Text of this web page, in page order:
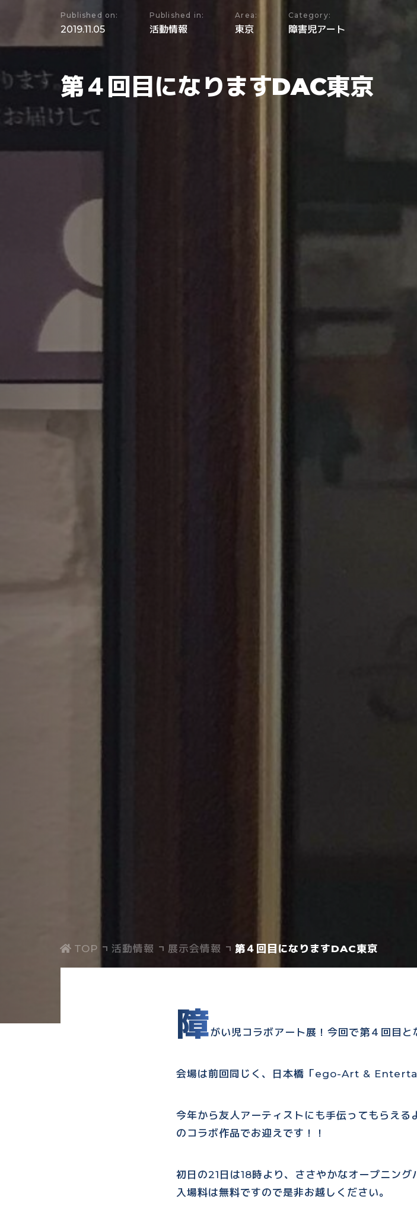
Published on:
2019.11.05
Published in:
活動情報
Area:
東京
Category:
障害児アート
第４回目になりますDAC東京
活動情報 展示会情報 第４回目になりますDAC東京
障がい児コラボアート展！今回で第４回目と
会場は前回同じく、日本橋「ego-Art &
今年から友人アーティストにも手伝ってもらえ
のコラボ作品でお迎えです！！
初日の21日は18時より、ささやかなオープニング
入場料は無料ですので是非お越しください。